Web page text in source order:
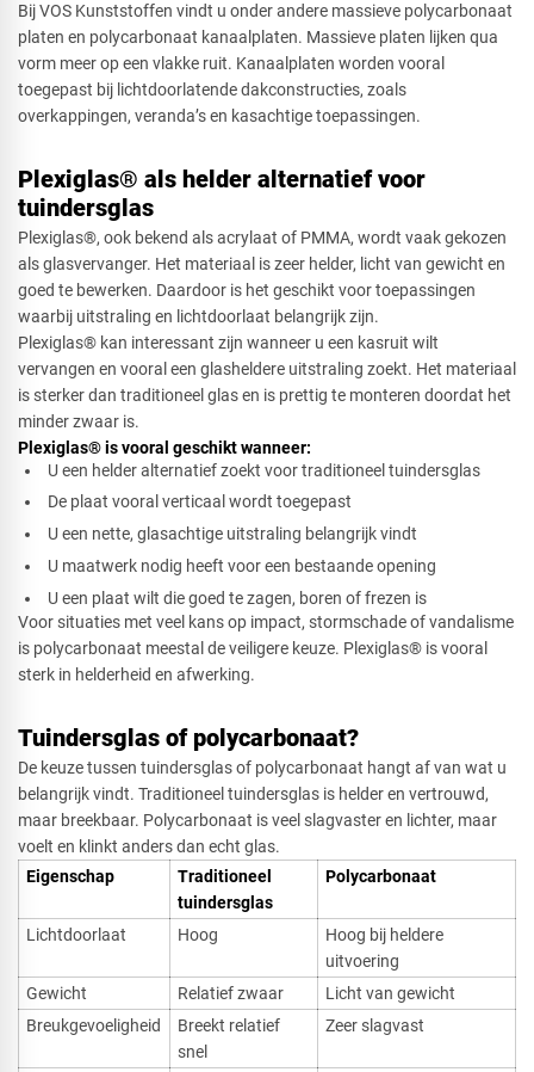
Bij VOS Kunststoffen vindt u onder andere massieve polycarbonaat
platen en polycarbonaat kanaalplaten. Massieve platen lijken qua
vorm meer op een vlakke ruit. Kanaalplaten worden vooral
toegepast bij lichtdoorlatende dakconstructies, zoals
overkappingen, veranda’s en kasachtige toepassingen.
Plexiglas® als helder alternatief voor
tuindersglas
Plexiglas®, ook bekend als acrylaat of PMMA, wordt vaak gekozen
als glasvervanger. Het materiaal is zeer helder, licht van gewicht en
goed te bewerken. Daardoor is het geschikt voor toepassingen
waarbij uitstraling en lichtdoorlaat belangrijk zijn.
Plexiglas® kan interessant zijn wanneer u een kasruit wilt
vervangen en vooral een glasheldere uitstraling zoekt. Het materiaal
is sterker dan traditioneel glas en is prettig te monteren doordat het
minder zwaar is.
Plexiglas® is vooral geschikt wanneer:
U een helder alternatief zoekt voor traditioneel tuindersglas
De plaat vooral verticaal wordt toegepast
U een nette, glasachtige uitstraling belangrijk vindt
U maatwerk nodig heeft voor een bestaande opening
U een plaat wilt die goed te zagen, boren of frezen is
Voor situaties met veel kans op impact, stormschade of vandalisme
is polycarbonaat meestal de veiligere keuze. Plexiglas® is vooral
sterk in helderheid en afwerking.
Tuindersglas of polycarbonaat?
De keuze tussen tuindersglas of polycarbonaat hangt af van wat u
belangrijk vindt. Traditioneel tuindersglas is helder en vertrouwd,
maar breekbaar. Polycarbonaat is veel slagvaster en lichter, maar
voelt en klinkt anders dan echt glas.
Eigenschap​
Traditioneel
tuindersglas
Polycarbonaat
Lichtdoorlaat Hoog
Hoog bij heldere
uitvoering
Gewicht
Relatief zwaar
Licht van gewicht
Breukgevoeligheid
Breekt relatief
snel
Zeer slagvast